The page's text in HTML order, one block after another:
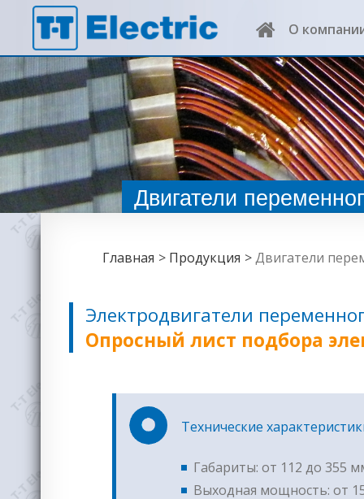
О
Двигатели
Главная Продукция Двигатели
Электродвигатели
Опросный лист подбора
Технические
Габариты: от 112 до 355
Выходная мощность: от